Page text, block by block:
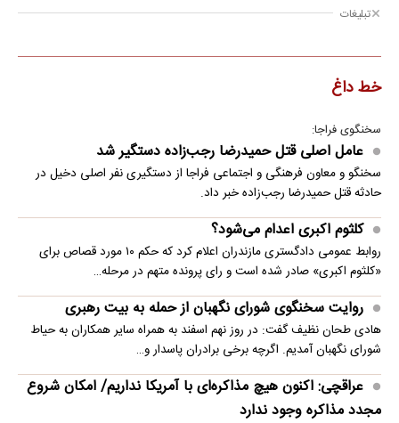
تبلیغات
خط داغ
سخنگوی فراجا:
عامل اصلی قتل حمیدرضا رجب‌زاده دستگیر شد
سخنگو و معاون فرهنگی و اجتماعی فراجا از دستگیری نفر اصلی دخیل در
حادثه قتل حمیدرضا رجب‌زاده خبر داد.
کلثوم اکبری اعدام می‌شود؟
روابط عمومی دادگستری مازندران اعلام کرد که حکم ۱۰ مورد قصاص برای
«کلثوم اکبری» صادر شده است و رای پرونده متهم در مرحله…
روایت سخنگوی شورای نگهبان از حمله به بیت رهبری
هادی طحان نظیف گفت: در روز نهم اسفند به همراه سایر همکاران به حیاط
شورای نگهبان آمدیم. اگرچه برخی برادران پاسدار و…
عراقچی: اکنون هیچ مذاکره‌ای با آمریکا نداریم/ امکان شروع
مجدد مذاکره وجود ندارد